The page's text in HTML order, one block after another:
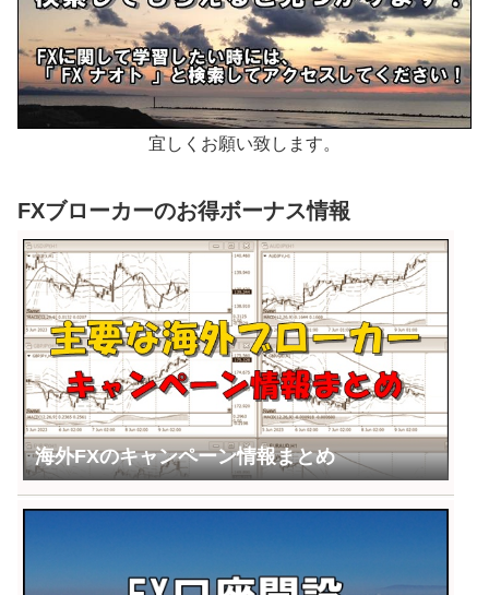
宜しくお願い致します。
FXブローカーのお得ボーナス情報
海外FXのキャンペーン情報まとめ